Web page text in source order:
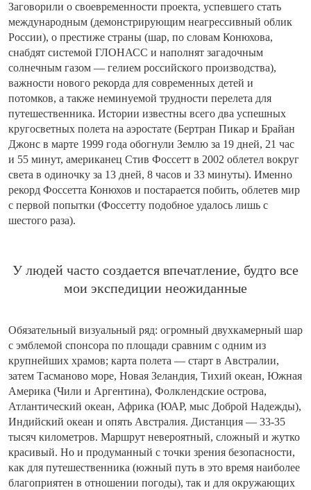
Заговорили о своевременности проекта, успевшего стать
международным (демонстрирующим неагрессивный облик
России), о престиже страны (шар, по словам Конюхова,
снабдят системой ГЛОНАСС и наполнят загадочным
солнечным газом — гелием российского производства),
важности нового рекорда для современных детей и
потомков, а также неминуемой трудности перелета для
путешественника. Истории известны всего два успешных
кругосветных полета на аэростате (Бертран Пикар и Брайан
Джонс в марте 1999 года обогнули Землю за 19 дней, 21 час
и 55 минут, американец Стив Фоссетт в 2002 облетел вокруг
света в одиночку за 13 дней, 8 часов и 33 минуты). Именно
рекорд Фоссетта Конюхов и постарается побить, облетев мир
с первой попытки (Фоссетту подобное удалось лишь с
шестого раза).
У людей часто создается впечатление, будто все
мои экспедиции неожиданные
Обязательный визуальный ряд: огромный двухкамерный шар
с эмблемой спонсора по площади сравним с одним из
крупнейших храмов; карта полета — старт в Австралии,
затем Тасманово море, Новая Зеландия, Тихий океан, Южная
Америка (Чили и Аргентина), Фолклендские острова,
Атлантический океан, Африка (ЮАР, мыс Доброй Надежды),
Индийский океан и опять Австралия. Дистанция — 33-35
тысяч километров. Маршрут невероятный, сложный и жутко
красивый. Но и продуманный с точки зрения безопасности,
как для путешественника (южный путь в это время наиболее
благоприятен в отношении погоды), так и для окружающих